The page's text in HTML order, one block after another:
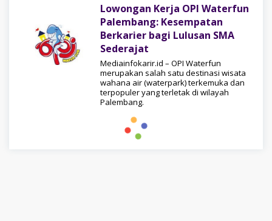
Lowongan Kerja OPI Waterfun
Palembang: Kesempatan
Berkarier bagi Lulusan SMA
Sederajat
Mediainfokarir.id – OPI Waterfun
merupakan salah satu destinasi wisata
wahana air (waterpark) terkemuka dan
terpopuler yang terletak di wilayah
Palembang.